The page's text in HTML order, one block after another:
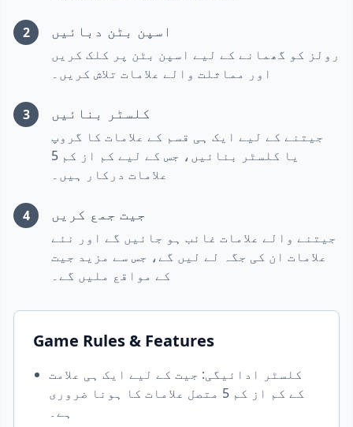
2 اسپن بٹن دبائیں
رولز کو گھمانے کے لیے اسپن بٹن پر کلک کریں
اور مماثلت والے علامات تلاش کریں۔
3 کلسٹر بنائیں
جیتنے کے لیے ایک ہی قسم کے علامات کا گروپ
یا کلسٹر بنائیں، جس کے لیے کم از کم 5
علامات درکار ہیں۔
4 جیت جمع کریں
جیتنے والے علامات غائب ہو جائیں گے اور نئے
علامات ان کی جگہ لے لیں گے، جس سے مزید جیت
کے مواقع ملیں گے۔
Game Rules & Features
کلسٹر ادائیگی: جیت کے لیے ایک ہی علامت
کے کم از کم 5 متصل علامات کا ہونا ضروری
ہے۔